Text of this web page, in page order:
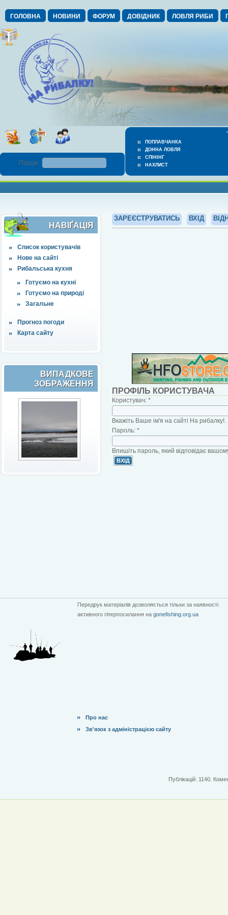
ГОЛОВНА НОВИНИ ФОРУМ ДОВІДНИК ЛОВЛЯ РИБИ
ПОПЛАВЧАНКА
ДОННА ЛОВЛЯ
СПІНІНГ
НАХЛИСТ
Пошук :
НАВІҐАЦІЯ
Список користувачів
Нове на сайті
Рибальська кухня
Готуємо на кухні
Готуємо на природі
Загальне
Прогноз погоди
Карта сайту
ВИПАДКОВЕ
ЗОБРАЖЕННЯ
ЗАРЕЄСТРУВАТИСЬ ВХІД
ПРОФІЛЬ КОРИСТУВАЧА
Користувач: *
Вкажіть Ваше ім'я на сайті На рибалку!.
Пароль: *
Впишіть пароль, який відповідає
Передрук матеріалів дозволяється тільки за наявності
активного гіперпосилання на gonefishing.org.ua
Про нас
Зв'язок з адміністрацією сайту
Публікацій: 1140.